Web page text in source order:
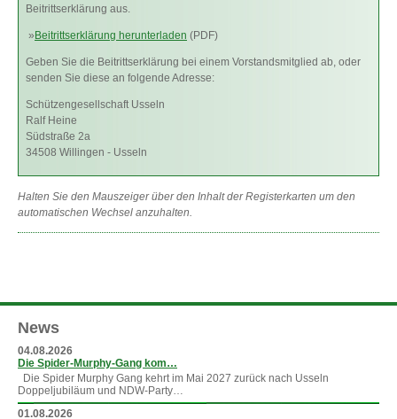
Beitrittserklärung aus.
»Beitrittserklärung herunterladen (PDF)
Geben Sie die Beitrittserklärung bei einem Vorstandsmitglied ab, oder
senden Sie diese an folgende Adresse:
Schützengesellschaft Usseln
Ralf Heine
Südstraße 2a
34508 Willingen - Usseln
Halten Sie den Mauszeiger über den Inhalt der Registerkarten um den
automatischen Wechsel anzuhalten.
News
04.08.2026
Die Spider-Murphy-Gang kom…
Die Spider Murphy Gang kehrt im Mai 2027 zurück nach Usseln
Doppeljubiläum und NDW-Party…
01.08.2026